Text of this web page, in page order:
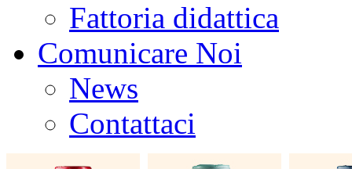
Fattoria didattica
Comunicare Noi
News
Contattaci